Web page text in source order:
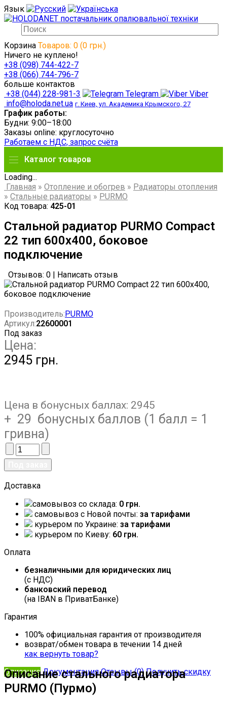
Язык
Корзина Товаров: 0 (0 грн.)
Ничего не куплено!
+38 (098) 744-422-7
+38 (066) 744-796-7
больше контактов
+38 (044) 228-981-3
Telegram
Viber
info@holoda.net.ua г. Киев, ул. Академика Крымского, 27
График работы:
Будни: 9:00–18:00
Заказы online: круглосуточно
Работаем с НДС, запрос счёта
Каталог товаров
Loading...
Главная » Отопление и обогрев » Радиаторы отопления
» Стальные радиаторы » PURMO
Код товара: 425-01
Стальной радиатор PURMO Compact
22 тип 600x400, боковое
подключение
Отзывов: 0 Написать отзыв
Производитель: PURMO
Артикул:22600001
Под заказ
Цена:
2945 грн.
Цена в бонусных баллах: 2945
+ 29 бонусных баллов (1 балл = 1
гривна)
Доставка
самовывоз со склада: 0 грн.
самовывоз c Новой почты: за тарифами
курьером по Украине: за тарифами
курьером по Киеву: 60 грн.
Оплата
безналичными для юридических лиц
(с НДС)
банковский перевод
(на IBAN в ПриватБанке)
Гарантия
100% официальная гарантия от производителя
возврат/обмен товара в течении 14 дней
как вернуть товар?
Описание Документация Отзывы (0) Получить скидку
Описание стального радиатора
PURMO (Пурмо)